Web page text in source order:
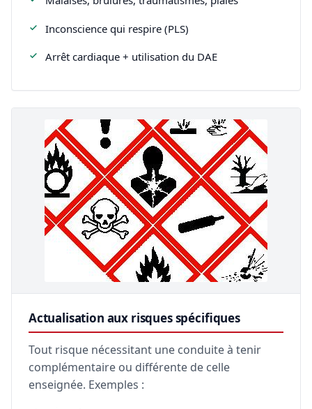
Inconscience qui respire (PLS)
Arrêt cardiaque + utilisation du DAE
Actualisation aux risques spécifiques
Tout risque nécessitant une conduite à tenir
complémentaire ou différente de celle
enseignée. Exemples :